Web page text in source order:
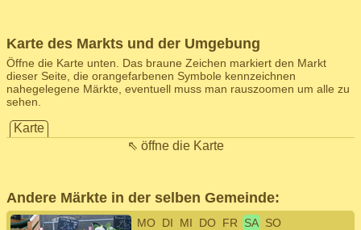
Karte des Markts und der Umgebung
Öffne die Karte unten. Das braune Zeichen markiert den Markt
dieser Seite, die orangefarbenen Symbole kennzeichnen
nahegelegene Märkte, eventuell muss man rauszoomen um alle zu
sehen.
Karte
⇖ öffne die Karte
Andere Märkte in der selben Gemeinde:
MO DI MI DO FR SA SO